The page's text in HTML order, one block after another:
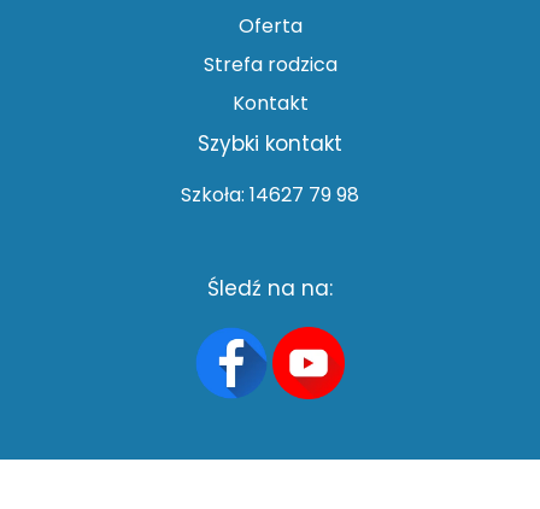
Oferta
Strefa rodzica
Kontakt
Szybki kontakt
Szkoła: 14627 79 98
Śledź na na: